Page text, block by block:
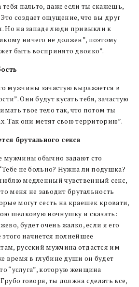
пальто, даже если ты скажешь,
создает ощущение, что вы друг
Но на западе люди привыкли к
ничего не должен”, поэтому
быть воспринято двояко”.
мужчины зачастую выражается в
Они будут кусать тебя, зачастую
твое тело так, что потом ты
Так они метят свою территорию”.
брутального секса
мужчины обычно задают сто
не больно? Нужна ли подушка?
медленный чувственный секс,
меня не заводит брутальность
могут сесть на краешек кровати,
шелковую ночнушку и сказать:
будет очень жалко, если я его
этого начнется полнейшее
русский мужчина отдастся им
время в глубине души он будет
“услуга”, которую женщина
говоря, ты должна сделать все,